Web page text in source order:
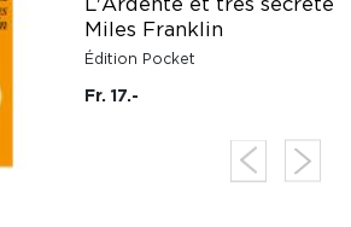
Miles Franklin
Édition Pocket
Fr. 17.-